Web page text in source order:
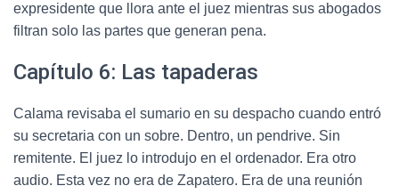
expresidente que llora ante el juez mientras sus abogados
filtran solo las partes que generan pena.
Capítulo 6: Las tapaderas
Calama revisaba el sumario en su despacho cuando entró
su secretaria con un sobre. Dentro, un pendrive. Sin
remitente. El juez lo introdujo en el ordenador. Era otro
audio. Esta vez no era de Zapatero. Era de una reunión